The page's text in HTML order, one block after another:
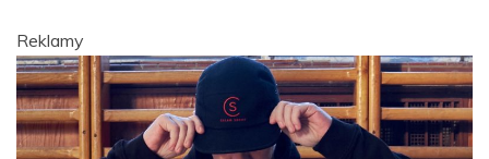
Reklamy